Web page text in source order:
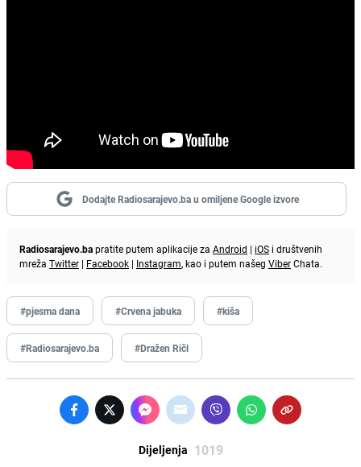
Dodajte Radiosarajevo.ba u omiljene Google izvore
Radiosarajevo.bapratite putem aplikacije za Android | iOS i društvenih
mreža Twitter | Facebook | Instagram, kao i putem našeg ViberChata.
#pjesma dana #Crvena jabuka #kiša
#Radiosarajevo.ba #Dražen Ričl
Dijeljenja 1019